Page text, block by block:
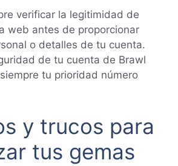
verificar la legitimidad de
web antes de proporcionar
o detalles de tu cuenta.
de tu cuenta de Brawl
tu prioridad número
y trucos para
tus gemas